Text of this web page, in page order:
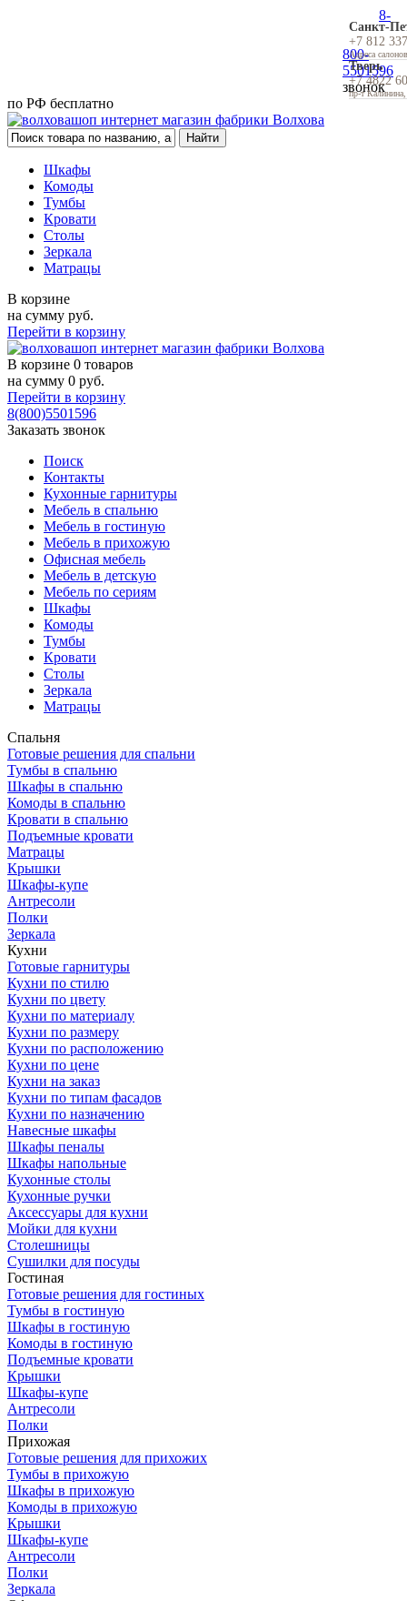
Санкт-
+7 812
Адреса
Тверь
+7 4822
пр-т
8-
800-
5501596
звонок
по РФ бесплатно
Шкафы
Комоды
Тумбы
Кровати
Столы
Зеркала
Матрацы
В корзине
на сумму руб.
Перейти в корзину
В корзине 0 товаров
на сумму 0 руб.
Перейти в корзину
8(800)5501596
Заказать звонок
Поиск
Контакты
Кухонные гарнитуры
Мебель в спальню
Мебель в гостиную
Мебель в прихожую
Офисная мебель
Мебель в детскую
Мебель по сериям
Шкафы
Комоды
Тумбы
Кровати
Столы
Зеркала
Матрацы
Спальня
Готовые решения для спальни
Тумбы в спальню
Шкафы в спальню
Комоды в спальню
Кровати в спальню
Подъемные кровати
Матрацы
Крышки
Шкафы-купе
Антресоли
Полки
Зеркала
Кухни
Готовые гарнитуры
Кухни по стилю
Кухни по цвету
Кухни по материалу
Кухни по размеру
Кухни по расположению
Кухни по цене
Кухни на заказ
Кухни по типам фасадов
Кухни по назначению
Навесные шкафы
Шкафы пеналы
Шкафы напольные
Кухонные столы
Кухонные ручки
Аксессуары для кухни
Мойки для кухни
Столешницы
Сушилки для посуды
Гостиная
Готовые решения для гостиных
Тумбы в гостиную
Шкафы в гостиную
Комоды в гостиную
Подъемные кровати
Крышки
Шкафы-купе
Антресоли
Полки
Прихожая
Готовые решения для прихожих
Тумбы в прихожую
Шкафы в прихожую
Комоды в прихожую
Крышки
Шкафы-купе
Антресоли
Полки
Зеркала